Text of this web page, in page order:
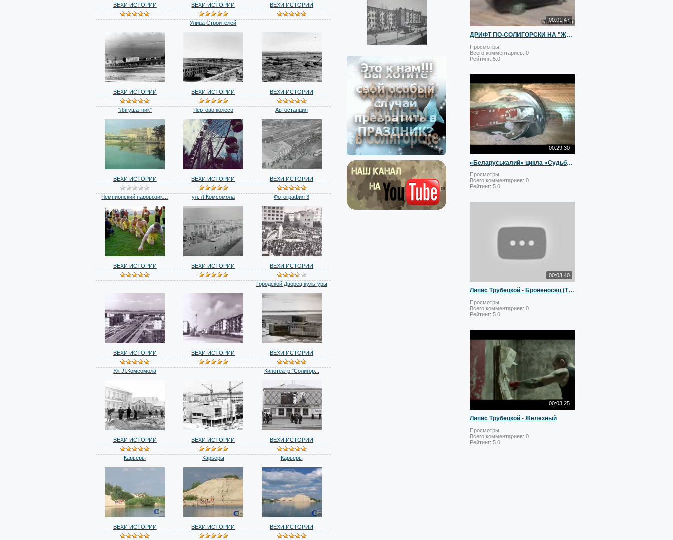
ВЕХИ ИСТОРИИ ВЕХИ ИСТОРИИ ВЕХИ ИСТОРИИ
ВЕХИ ИСТОРИИ
Улица Строителей
ВЕХИ ИСТОРИИ ВЕХИ ИСТОРИИ
"Лягушатник"
ВЕХИ ИСТОРИИ
Чёртово колесо
ВЕХИ ИСТОРИИ
Автостанция
ВЕХИ ИСТОРИИ
Чемпионский паровозик…
ВЕХИ ИСТОРИИ
ул. Л.Комсомола
ВЕХИ ИСТОРИИ
Фотография 3
ВЕХИ ИСТОРИИ
ВЕХИ ИСТОРИИ ВЕХИ ИСТОРИИ
Городской Дворец культуры
ВЕХИ ИСТОРИИ
Ул. Л.Комсомола
ВЕХИ ИСТОРИИ ВЕХИ ИСТОРИИ
Кинотеатр "Солигор...
ВЕХИ ИСТОРИИ
Карьеры
ВЕХИ ИСТОРИИ
Карьеры
ВЕХИ ИСТОРИИ
Карьеры
ВЕХИ ИСТОРИИ
00:01:47
ДРИФТ ПО-СОЛИГОРСКИ НА "ЖИГЕ":)
Просмотры:
Всего комментариев: 0
Рейтинг: 5.0
00:29:30
«Беларуськалий» цикла «Судьба гигантов»
Просмотры:
Всего комментариев: 0
Рейтинг: 5.0
00:03:40
Ляпис Трубецкой - Броненосец (Ты ни при чём?)
Просмотры:
Всего комментариев: 0
Рейтинг: 5.0
00:03:25
Ляпис Трубецкой - Железный
Просмотры:
Всего комментариев: 0
Рейтинг: 5.0